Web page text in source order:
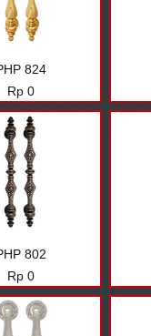
824
Harga
Rp 0
802
Harga
Rp 0